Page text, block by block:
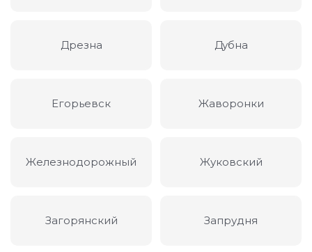
Дрезна Дубна
Егорьевск Жаворонки
Железнодорожный Жуковский
Загорянский Запрудня